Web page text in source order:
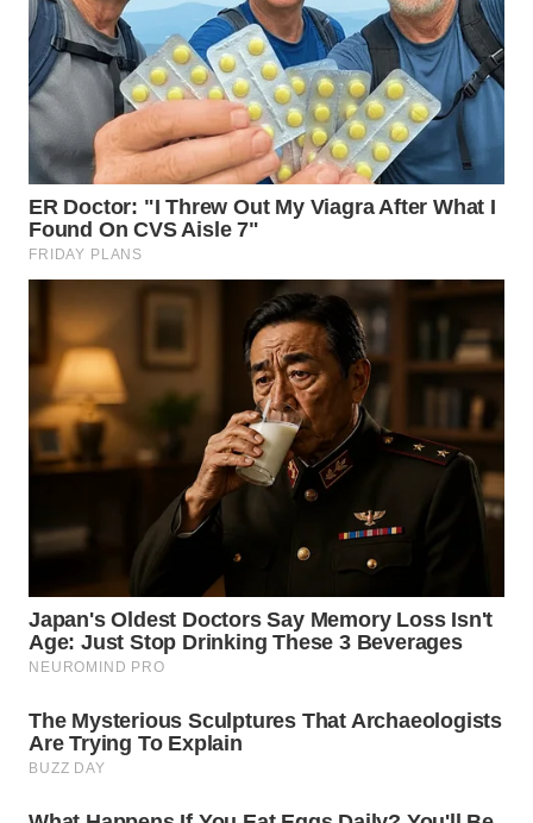
KARO
WN
SIMALUNGUN
WN
LABUHANBATU
WN
TAPANULI
TENGAH
WN DELI
SERDANG
WN
TEBING
PAKPAK
WN
KARAWANG
WN
BEKASI